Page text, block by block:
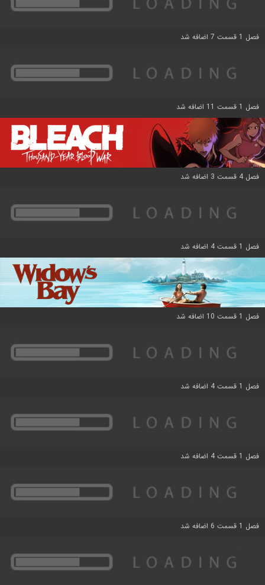
فصل 1 قسمت 7 اضافه شد
فصل 1 قسمت 11 اضافه شد
فصل 4 قسمت 3 اضافه شد
فصل 1 قسمت 4 اضافه شد
فصل 1 قسمت 10 اضافه شد
فصل 1 قسمت 4 اضافه شد
فصل 1 قسمت 4 اضافه شد
فصل 1 قسمت 6 اضافه شد